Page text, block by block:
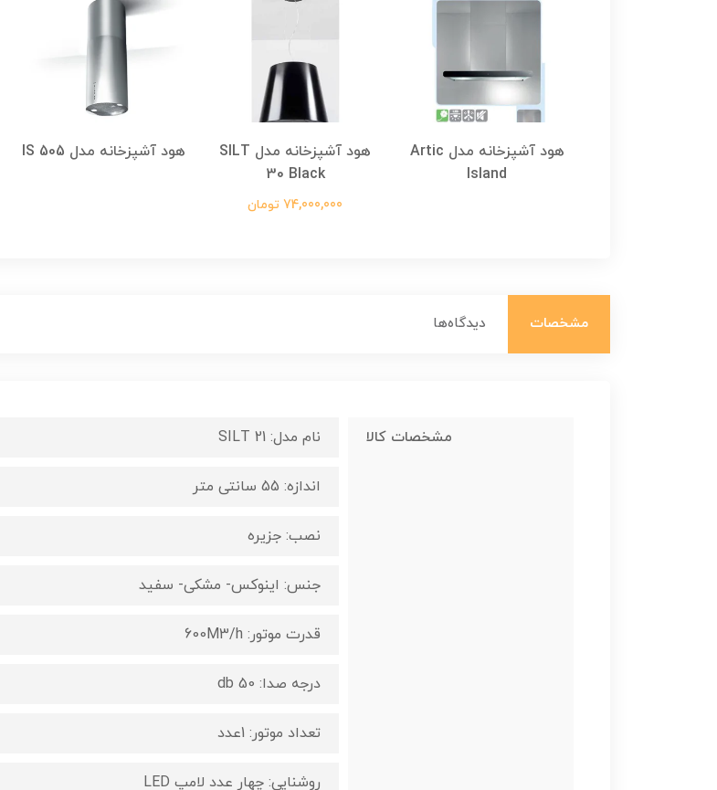
هود آشپزخانه مدل Artic
Island
هود آشپزخانه مدل SILT
30 Black
74,000,000 تومان
هود آشپزخانه مدل IS 505
مشخصات دیدگاه‌ها
مشخصات کالا نام مدل: SILT 21
اندازه: 55 سانتی متر
نصب: جزیره
جنس: اینوکس- مشکی- سفید
قدرت موتور: 600M3/h
درجه صدا: db 50
تعداد موتور: 1عدد
روشنایی: چهار عدد لامپ LED